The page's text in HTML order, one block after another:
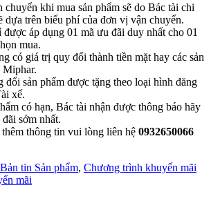
chuyển khi mua sản phẩm sẽ do Bác tài chi
dựa trên biểu phí của đơn vị vận chuyển.
áp dụng 01 mã ưu đãi duy nhất cho 01
mua.
có giá trị quy đổi thành tiền mặt hay các sản
Miphar.
đổi sản phẩm được tặng theo loại hình đăng
xế.
có hạn, Bác tài nhận được thông báo hãy
sớm nhất.
thông tin vui lòng liên hệ 0932650066
Bản tin Sản phẩm, Chương trình khuyến mãi
mãi